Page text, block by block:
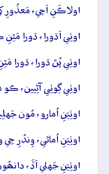
اولاڪَنِ اَچي، مَعذُورِ
اوٺِي اَڌورا، ڌورا
اوٺِي پُڻ ڌورا، ڌورا
اوٺِي ڳوٺِي آڻِيين،
اوٺِيَنِ اُمارو، مُون
اوٺِيَنِ اُماڻي، وِندُرِ
اوٺِيَنِ جَهلي اَڏَ،